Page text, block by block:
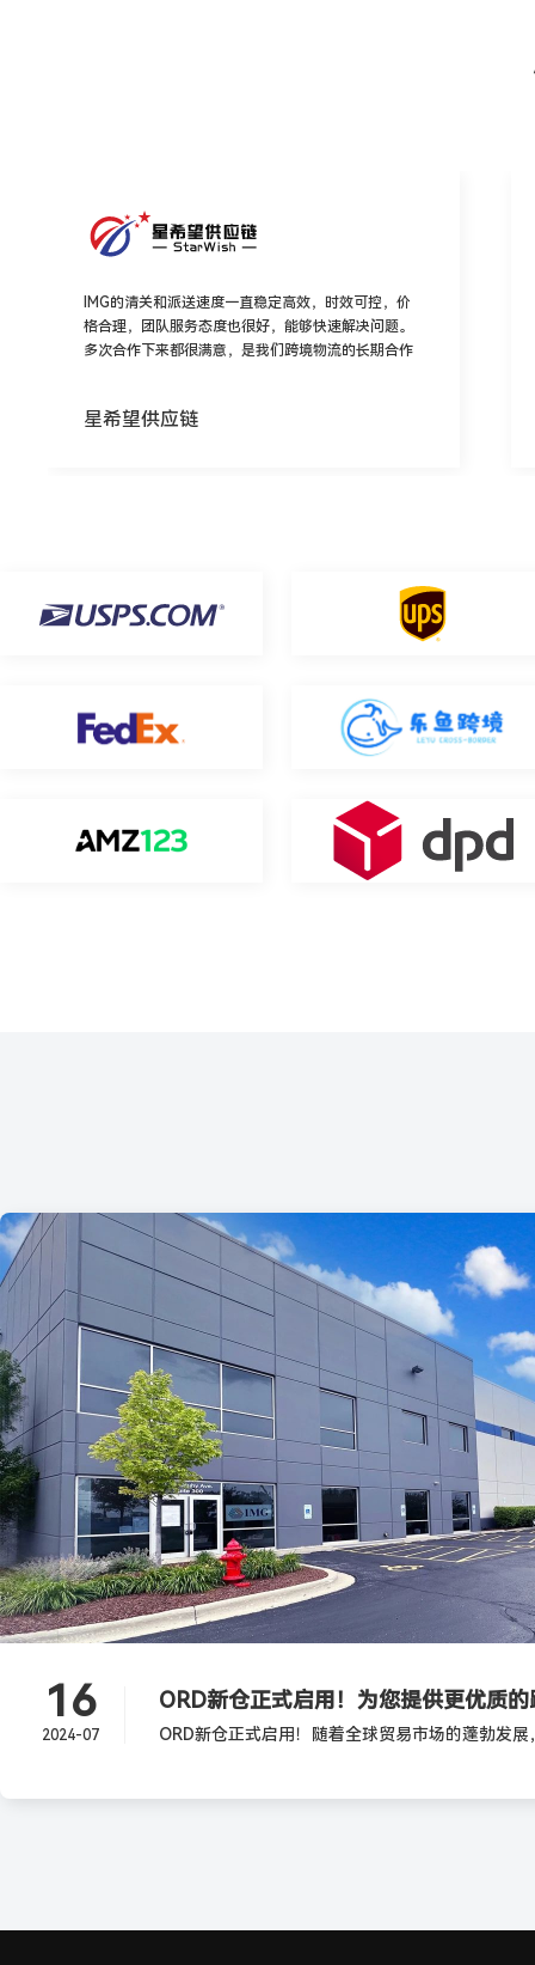
IMG的清关和派送速度一直稳定高效，时效可控，价
格合理，团队服务态度也很好，能够快速解决问题。
多次合作下来都很满意，是我们跨境物流的长期合作
星希望供应链
16
2024-07
ORD新仓正式启用！为您提供更优质